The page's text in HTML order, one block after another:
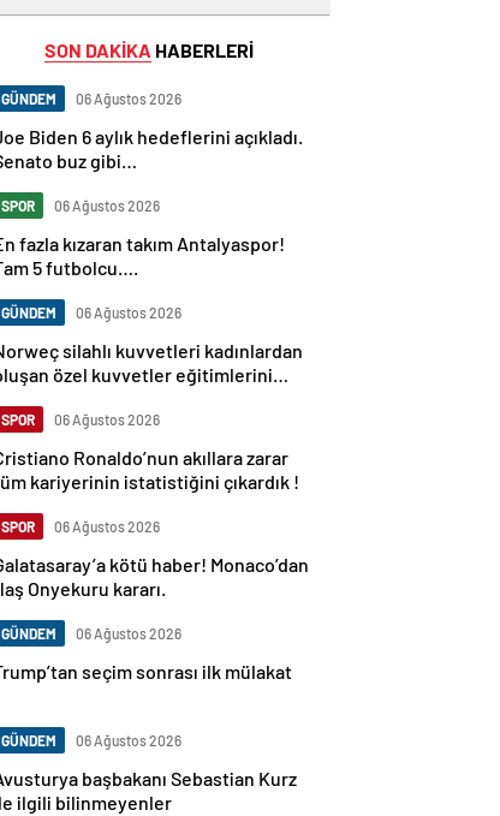
SON DAKİKA HABERLERİ
GÜNDEM 06 Ağustos 2026
Biden 6 aylık hedeflerini açıkladı.
buz gibi…
SPOR 06 Ağustos 2026
fazla kızaran takım Antalyaspor!
5 futbolcu….
GÜNDEM 06 Ağustos 2026
silahlı kuvvetleri kadınlardan
özel kuvvetler eğitimlerini
SPOR 06 Ağustos 2026
Ronaldo’nun akıllara zarar
kariyerinin istatistiğini çıkardık !
SPOR 06 Ağustos 2026
kötü haber! Monaco’dan
Onyekuru kararı.
GÜNDEM 06 Ağustos 2026
seçim sonrası ilk mülakat
GÜNDEM 06 Ağustos 2026
başbakanı Sebastian Kurz
ilgili bilinmeyenler